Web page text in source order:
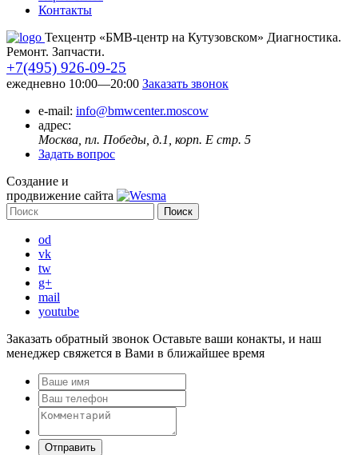
Контакты
Техцентр «БМВ-центр на Кутузовском» Диагностика.
Ремонт. Запчасти.
+7(495) 926-09-25
ежедневно 10:00—20:00 Заказать звонок
e-mail: info@bmwcenter.moscow
адрес:
Москва, пл. Победы, д.1, корп. E стр. 5
Задать вопрос
Создание и
продвижение сайта
od
vk
tw
g+
mail
youtube
Заказать обратный звонок Оставьте ваши конакты, и наш
менеджер свяжется в Вами в ближайшее время
Отправить